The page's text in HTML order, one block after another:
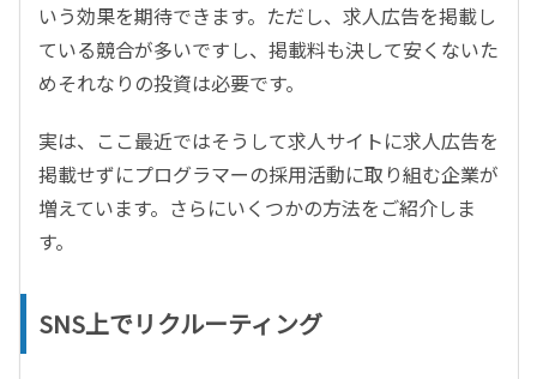
いう効果を期待できます。ただし、求人広告を掲載し
ている競合が多いですし、掲載料も決して安くないた
めそれなりの投資は必要です。
実は、ここ最近ではそうして求人サイトに求人広告を
掲載せずにプログラマーの採用活動に取り組む企業が
増えています。さらにいくつかの方法をご紹介しま
す。
SNS上でリクルーティング